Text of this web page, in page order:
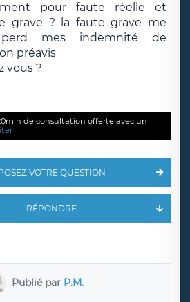
pour faute réelle et
grave ? la faute grave me
mes indemnité de
préavis
vous ?
de consultation offerte avec un
VOTRE QUESTION
RÉPONDRE
Publié par P.M.